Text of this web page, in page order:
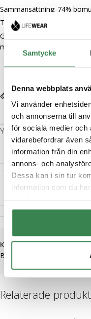
Samtycke
Denna webbplats
Vi använder
och annonserna till
för sociala medier och
vidarebefordrar även
information från din
annons- och
Dessa kan i sin tur
information som du
Sammansättning: 74%
Tvättråd: 60° tvätt.
Graderad kompression.
medicinsk expertis.
SIZE GUIDE
Ytterligare information
STORLEK
KÖN
KATEGORIER:
BOMULL
Relaterade